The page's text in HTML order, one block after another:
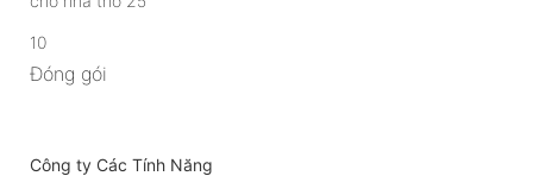
10
Đóng gói
Công ty Các Tính Năng